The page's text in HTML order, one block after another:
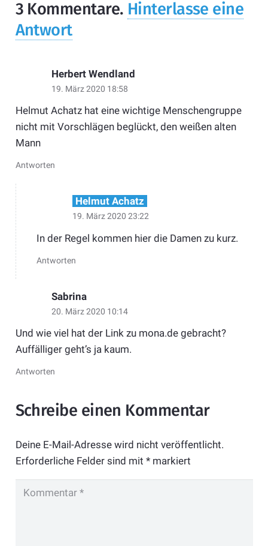
3 Kommentare. Hinterlasse eine
Antwort
Herbert Wendland
19. März 2020 18:58
Helmut Achatz hat eine wichtige Menschengruppe
nicht mit Vorschlägen beglückt, den weißen alten
Mann
Antworten
Helmut Achatz
19. März 2020 23:22
In der Regel kommen hier die Damen zu kurz.
Antworten
Sabrina
20. März 2020 10:14
Und wie viel hat der Link zu mona.de gebracht?
Auffälliger geht’s ja kaum.
Antworten
Schreibe einen Kommentar
Deine E-Mail-Adresse wird nicht veröffentlicht.
Erforderliche Felder sind mit *markiert